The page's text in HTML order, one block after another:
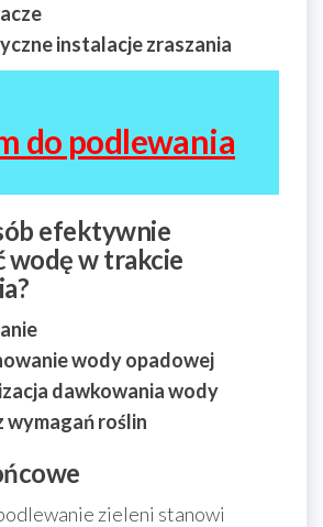
instalacje zraszania
do podlewania
efektywnie
wodę w trakcie
wody opadowej
dawkowania wody
wymagań roślin
zieleni stanowi